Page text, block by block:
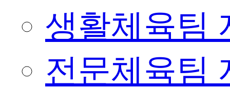
생활체육팀
전문체육팀